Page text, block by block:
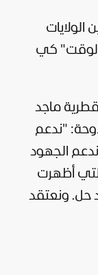
الولايات
الوقت" كي
ماجد
"ندعم
الجهود
أظهرت
حل. ونعتقد